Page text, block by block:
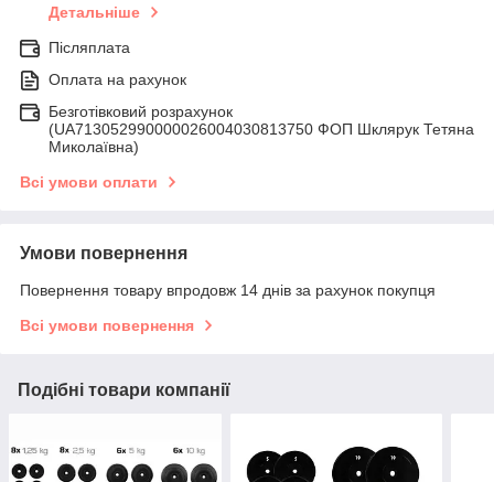
Детальніше
Післяплата
Оплата на рахунок
Безготівковий розрахунок
(UA713052990000026004030813750 ФОП Шклярук Тетяна
Миколаївна)
Всі умови оплати
Умови повернення
Повернення товару впродовж 14 днів за рахунок покупця
Всі умови повернення
Подібні товари компанії